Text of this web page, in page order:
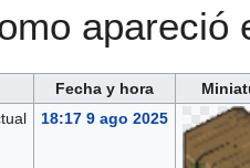
apareció
Fecha y hora
18:17 9 ago 2025